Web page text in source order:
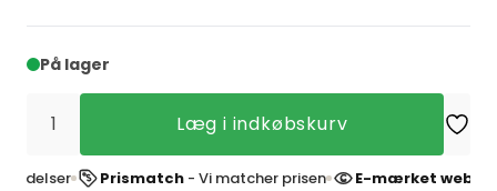
På lager
Læg i indkøbskurv
Prismatch- Vi matcher prisen E-mærket webshop